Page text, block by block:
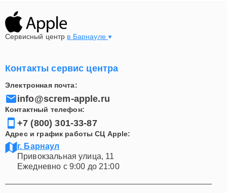
Сервисный центр в Барнауле
Контакты сервис центра
Электронная почта:
info@screm-apple.ru
Контактный телефон:
+7 (800) 301-33-87
Адрес и график работы СЦ Apple:
г. Барнаул
Привокзальная улица, 11
Ежедневно с 9:00 до 21:00